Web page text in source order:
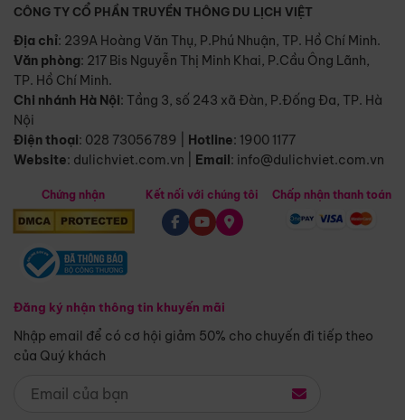
CÔNG TY CỔ PHẦN TRUYỀN THÔNG DU LỊCH VIỆT
Địa chỉ: 239A Hoàng Văn Thụ, P.Phú Nhuận, TP. Hồ Chí Minh.
Văn phòng: 217 Bis Nguyễn Thị Minh Khai, P.Cầu Ông Lãnh,
TP. Hồ Chí Minh.
Chi nhánh Hà Nội: Tầng 3, số 243 xã Đàn, P.Đống Đa, TP. Hà
Nội
Điện thoại: 028 73056789 Hotline: 1900 1177
Website: dulichviet.com.vn Email: info@dulichviet.com.vn
Chứng nhận
Đăng ký nhận thông tin khuyến mãi
Nhập email để có cơ hội giảm 50% cho chuyến đi tiếp theo
của Quý khách
Kết nối với chúng tôi Chấp nhận thanh toán